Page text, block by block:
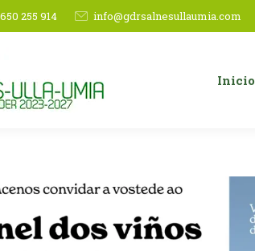
255 914 info@gdrsalnesullaumia.com
Inicio